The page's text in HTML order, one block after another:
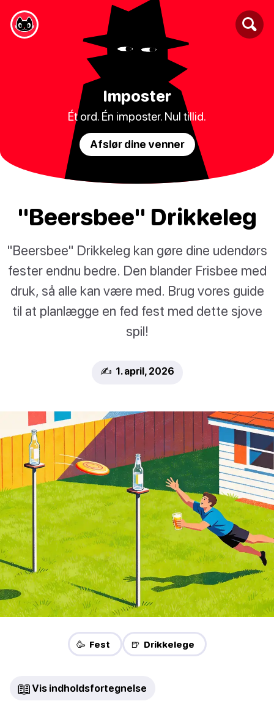
Imposter
Ét ord. Én imposter. Nul tillid.
Afslør dine venner
"Beersbee" Drikkeleg
"Beersbee" Drikkeleg kan gøre dine udendørs
fester endnu bedre. Den blander Frisbee med
druk, så alle kan være med. Brug vores guide
til at planlægge en fed fest med dette sjove
spil!
✍️ 1. april, 2026
🥳 Fest 🍺 Drikkelege
📖 Vis indholdsfortegnelse